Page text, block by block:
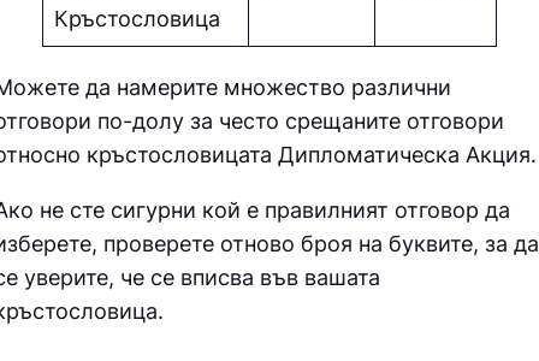
Кръстословица
да намерите множество различни
по-долу за често срещаните отговори
кръстословицата Дипломатическа Акция.
не сте сигурни кой е правилният отговор да
проверете отново броя на буквите, за да
уверите, че се вписва във вашата